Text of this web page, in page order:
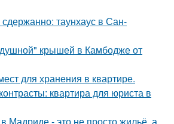
таунхаус в Сан-
крышей в Камбодже от
для хранения в квартире.
квартира для юриста в
- это не просто жильё, а